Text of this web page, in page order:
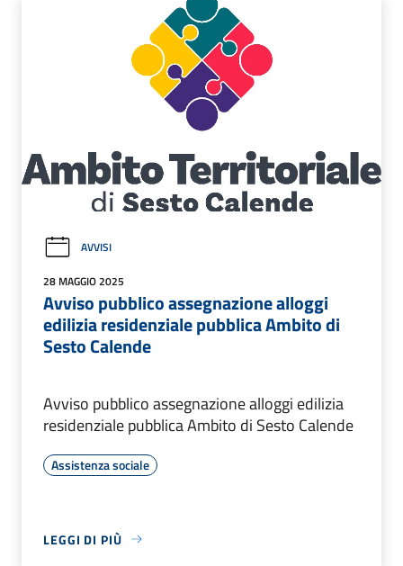
AVVISI
28 MAGGIO 2025
Avviso pubblico assegnazione alloggi
edilizia residenziale pubblica Ambito di
Sesto Calende
Avviso pubblico assegnazione alloggi edilizia
residenziale pubblica Ambito di Sesto Calende
Assistenza sociale
LEGGI DI PIÙ